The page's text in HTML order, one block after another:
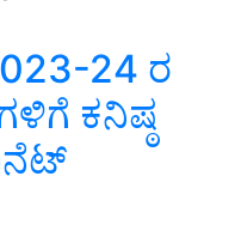
24 ರ
ಕನಿಷ್ಠ